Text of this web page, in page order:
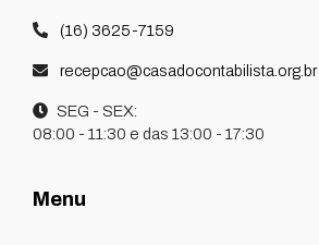
(16) 3625-7159
recepcao@casadocontabilista.org.br
SEG - SEX:
08:00 - 11:30 e das 13:00 - 17:30
Menu